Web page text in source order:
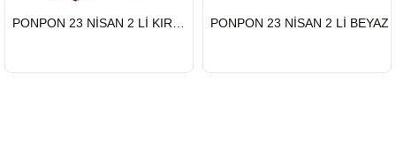
HIZLI
GÖNDERİ
PONPON 23 NİSAN 2 Lİ KIRMIZI
HIZLI
GÖNDERİ
PONPON 23 NİSAN 2 Lİ BEYAZ